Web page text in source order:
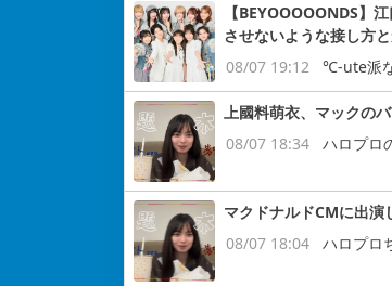
【BEYOOOOONDS】
させないような接し方
08/07 19:12
℃-ute派
上國料萌衣、マックの
08/07 18:34
ハロプロ
マクドナルドCMに出演
08/07 18:04
ハロプロ